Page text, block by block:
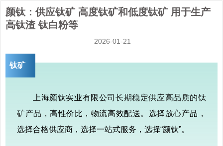
颜钛：供应钛矿 高度钛矿和低度钛矿 用于生产
高钛渣 钛白粉等
2026-01-21
钛矿
上海颜钛实业有限公司 长期稳定供应高品质的钛
矿产品 ，高性价比，物流高效配送。选择放心产品，
选择合格供应商，选择一站式服务，选择“颜钛”。